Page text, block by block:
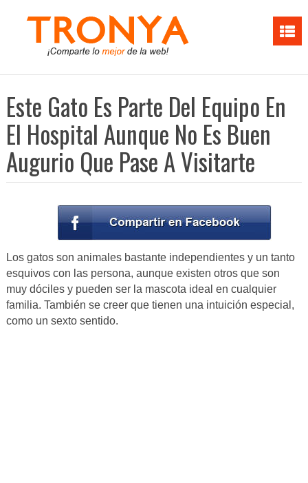
Este Gato Es Parte Del Equipo En
El Hospital Aunque No Es Buen
Augurio Que Pase A Visitarte
Los gatos son animales bastante independientes y un tanto
esquivos con las persona, aunque existen otros que son
muy dóciles y pueden ser la mascota ideal en cualquier
familia. También se creer que tienen una intuición especial,
como un sexto sentido.